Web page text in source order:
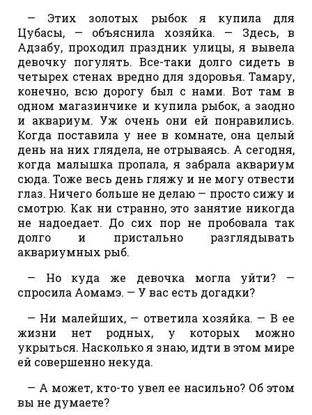
— Этих золотых рыбок я купила для
Цубасы, — объяснила хозяйка. — Здесь, в
Адзабу, проходил праздник улицы, я вывела
девочку погулять. Все-таки долго сидеть в
четырех стенах вредно для здоровья. Тамару,
конечно, всю дорогу был с нами. Вот там в
одном магазинчике и купила рыбок, а заодно
и аквариум. Уж очень они ей понравились.
Когда поставила у нее в комнате, она целый
день на них глядела, не отрываясь. А сегодня,
когда малышка пропала, я забрала аквариум
сюда. Тоже весь день гляжу и не могу отвести
глаз. Ничего больше не делаю — просто сижу и
смотрю. Как ни странно, это занятие никогда
не надоедает. До сих пор не пробовала так
долго и пристально разглядывать
аквариумных рыб.
— Но куда же девочка могла уйти? —
спросила Аомамэ. — У вас есть догадки?
— Ни малейших, — ответила хозяйка. — В ее
жизни нет родных, у которых можно
укрыться. Насколько я знаю, идти в этом мире
ей совершенно некуда.
— А может, кто-то увел ее насильно? Об этом
вы не думаете?